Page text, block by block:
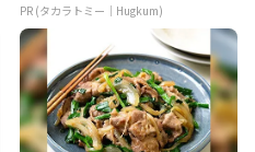
PR (タカラトミー｜Hugkum)